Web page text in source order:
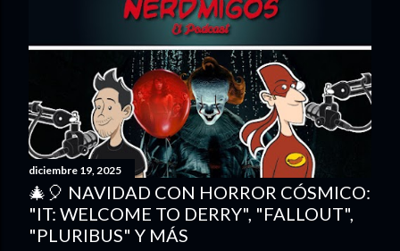
a
s
diciembre 19, 2025
🎄🎈 NAVIDAD CON HORROR CÓSMICO:
"IT: WELCOME TO DERRY", "FALLOUT",
"PLURIBUS" Y MÁS